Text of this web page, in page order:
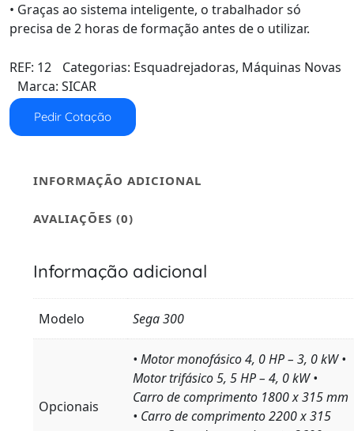
• Graças ao sistema inteligente, o trabalhador só
precisa de 2 horas de formação antes de o utilizar.
REF: 12 Categorias: Esquadrejadoras, Máquinas Novas
Marca: SICAR
Pedir Cotação
INFORMAÇÃO ADICIONAL
AVALIAÇÕES (0)
Informação adicional
Modelo Sega 300
Opcionais
• Motor monofásico 4, 0 HP – 3, 0 kW •
Motor trifásico 5, 5 HP – 4, 0 kW •
Carro de comprimento 1800 x 315 mm
• Carro de comprimento 2200 x 315